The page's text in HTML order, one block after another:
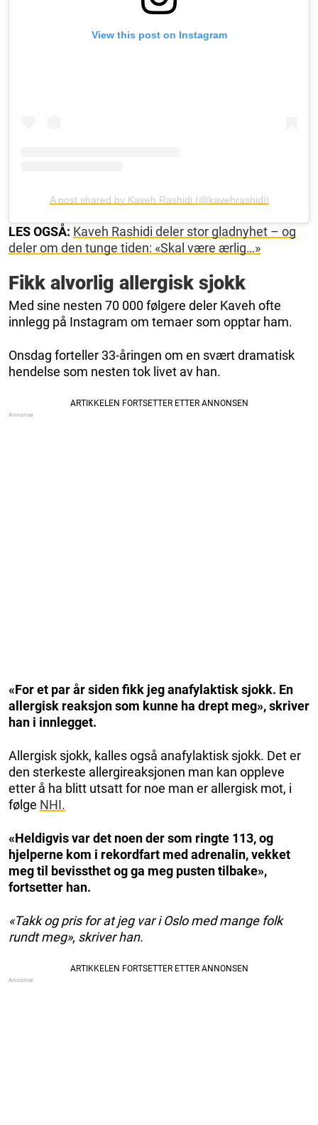
View this post on Instagram
A post shared by Kaveh Rashidi (@kavehrashidi)
LES OGSÅ: Kaveh Rashidi deler stor gladnyhet – og
deler om den tunge tiden: «Skal være ærlig…»
Fikk alvorlig allergisk sjokk
Med sine nesten 70 000 følgere deler Kaveh ofte
innlegg på Instagram om temaer som opptar ham.
Onsdag forteller 33-åringen om en svært dramatisk
hendelse som nesten tok livet av han.
«For et par år siden fikk jeg anafylaktisk sjokk. En
allergisk reaksjon som kunne ha drept meg», skriver
han i innlegget.
Allergisk sjokk, kalles også anafylaktisk sjokk. Det er
den sterkeste allergireaksjonen man kan oppleve
etter å ha blitt utsatt for noe man er allergisk mot, i
følge NHI.
«Heldigvis var det noen der som ringte 113, og
hjelperne kom i rekordfart med adrenalin, vekket
meg til bevissthet og ga meg pusten tilbake»,
fortsetter han.
«Takk og pris for at jeg var i Oslo med mange folk
rundt meg», skriver han.